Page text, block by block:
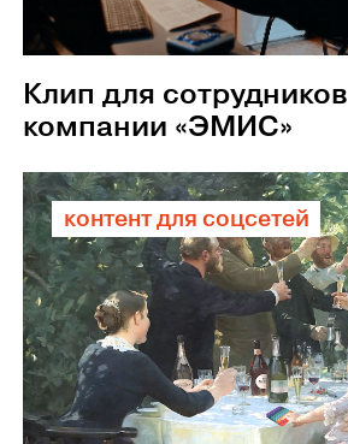
Клип для сотрудников
компании «ЭМИС»
контент для соцсетей